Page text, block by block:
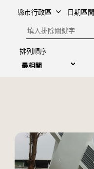
縣市行政區 日期區間
排除關鍵字
排列順序